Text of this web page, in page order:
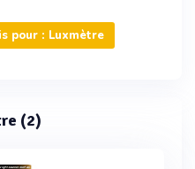
pour : Luxmètre
(2)